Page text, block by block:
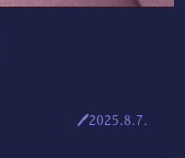
🖊2025.8.7.